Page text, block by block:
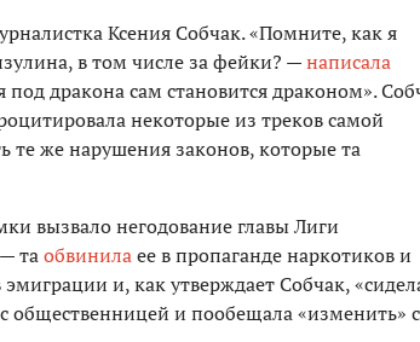
Ксения Собчак. «Помните, как я
в том числе за фейки? —написала
дракона сам становится драконом».
некоторые из треков самой
те же нарушения законов, которые та
вызвало негодование главы Лиги
таобвинилаее в пропаганде наркотиков и
и, как утверждает Собчак,
с общественницей и пообещала «изменить»